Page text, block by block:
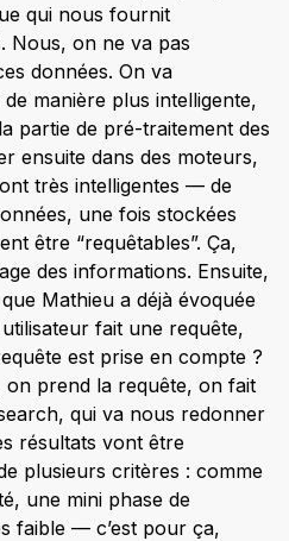
qui nous fournit
Nous, on ne va pas
données. On va
manière plus intelligente,
partie de pré-traitement des
ensuite dans des moteurs,
très intelligentes — de
une fois stockées
être “requêtables”. Ça,
des informations. Ensuite,
Mathieu a déjà évoquée
fait une requête,
est prise en compte ?
on prend la requête, on fait
qui va nous redonner
résultats vont être
plusieurs critères : comme
une mini phase de
faible — c’est pour ça,